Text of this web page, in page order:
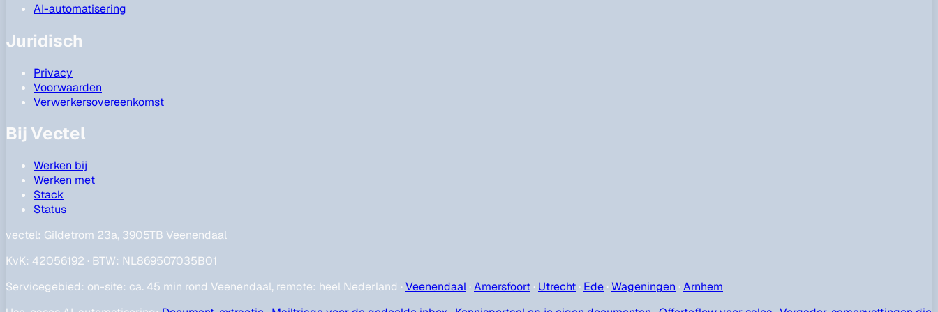
AI-automatisering
Juridisch
Privacy
Voorwaarden
Verwerkersovereenkomst
Bij Vectel
Werken bij
Werken met
Stack
Status
vectel: Gildetrom 23a, 3905TB Veenendaal
KvK: 42056192 · BTW: NL869507035B01
Servicegebied: on-site: ca. 45 min rond Veenendaal, remote: heel Nederland ·Veenendaal ·Amersfoort · Utrecht · Ede ·Wageningen ·Arnhem